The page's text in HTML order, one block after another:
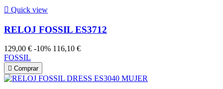
 Quick view
RELOJ FOSSIL ES3712
129,00 € -10% 116,10 €
FOSSIL
 Comprar